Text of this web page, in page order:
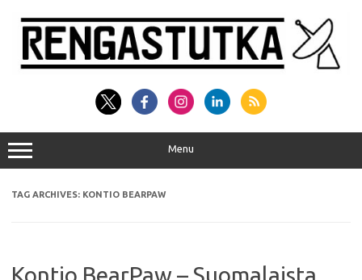
content
Menu
TAG ARCHIVES: KONTIO BEARPAW
Kontio BearPaw – Suomalaista